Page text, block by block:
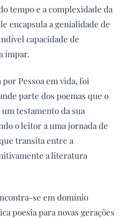
tempo e a complexidade da
encapsula a genialidade de
capacidade de
ímpar.
Pessoa em vida, foi
parte dos poemas que o
testamento da sua
o leitor a uma jornada de
transita entre a
a literatura
se em domínio
poesia para novas gerações